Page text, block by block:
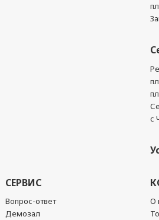
с
СЕРВИС
Вопрос-ответ
Демозал
О